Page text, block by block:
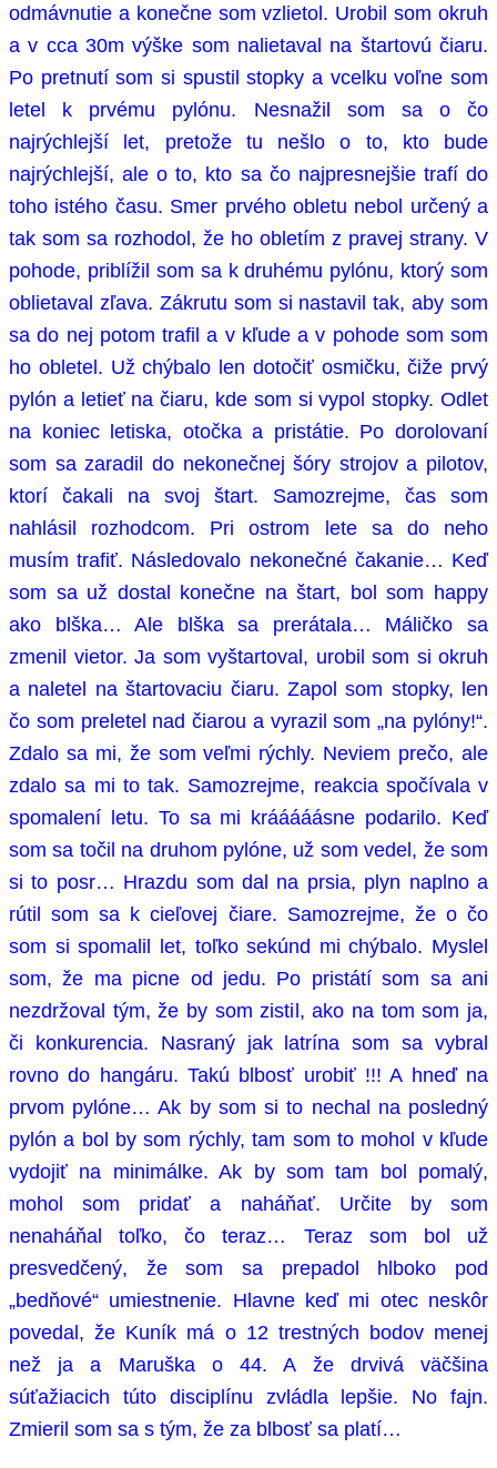
odmávnutie a konečne som vzlietol. Urobil som okruh
a v cca 30m výške som nalietaval na štartovú čiaru.
Po pretnutí som si spustil stopky a vcelku voľne som
letel k prvému pylónu. Nesnažil som sa o čo
najrýchlejší let, pretože tu nešlo o to, kto bude
najrýchlejší, ale o to, kto sa čo najpresnejšie trafí do
toho istého času. Smer prvého obletu nebol určený a
tak som sa rozhodol, že ho obletím z pravej strany. V
pohode, priblížil som sa k druhému pylónu, ktorý som
oblietaval zľava. Zákrutu som si nastavil tak, aby som
sa do nej potom trafil a v kľude a v pohode som som
ho obletel. Už chýbalo len dotočiť osmičku, čiže prvý
pylón a letieť na čiaru, kde som si vypol stopky. Odlet
na koniec letiska, otočka a pristátie. Po dorolovaní
som sa zaradil do nekonečnej šóry strojov a pilotov,
ktorí čakali na svoj štart. Samozrejme, čas som
nahlásil rozhodcom. Pri ostrom lete sa do neho
musím trafiť. Následovalo nekonečné čakanie… Keď
som sa už dostal konečne na štart, bol som happy
ako blška… Ale blška sa prerátala… Máličko sa
zmenil vietor. Ja som vyštartoval, urobil som si okruh
a naletel na štartovaciu čiaru. Zapol som stopky, len
čo som preletel nad čiarou a vyrazil som „na pylóny!“.
Zdalo sa mi, že som veľmi rýchly. Neviem prečo, ale
zdalo sa mi to tak. Samozrejme, reakcia spočívala v
spomalení letu. To sa mi krááááásne podarilo. Keď
som sa točil na druhom pylóne, už som vedel, že som
si to posr… Hrazdu som dal na prsia, plyn naplno a
rútil som sa k cieľovej čiare. Samozrejme, že o čo
som si spomalil let, toľko sekúnd mi chýbalo. Myslel
som, že ma picne od jedu. Po pristátí som sa ani
nezdržoval tým, že by som zistil, ako na tom som ja,
či konkurencia. Nasraný jak latrína som sa vybral
rovno do hangáru. Takú blbosť urobiť !!! A hneď na
prvom pylóne… Ak by som si to nechal na posledný
pylón a bol by som rýchly, tam som to mohol v kľude
vydojiť na minimálke. Ak by som tam bol pomalý,
mohol som pridať a naháňať. Určite by som
nenaháňal toľko, čo teraz… Teraz som bol už
presvedčený, že som sa prepadol hlboko pod
„bedňové“ umiestnenie. Hlavne keď mi otec neskôr
povedal, že Kuník má o 12 trestných bodov menej
než ja a Maruška o 44. A že drvivá väčšina
súťažiacich túto disciplínu zvládla lepšie. No fajn.
Zmieril som sa s tým, že za blbosť sa platí…